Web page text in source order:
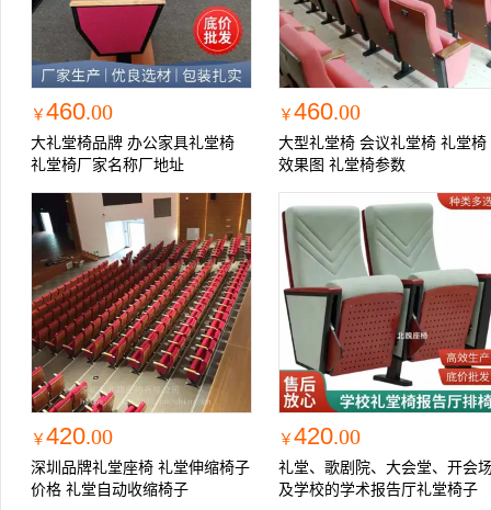
￥ 460.00
大礼堂椅品牌 办公家具礼堂椅
礼堂椅厂家名称厂地址
￥ 460.00
大型礼堂椅 会议礼堂椅 礼堂椅
效果图 礼堂椅参数
￥ 420.00
深圳品牌礼堂座椅 礼堂伸缩椅子
价格 礼堂自动收缩椅子
￥ 420.00
礼堂、歌剧院、大会堂、开会
及学校的学术报告厅礼堂椅子